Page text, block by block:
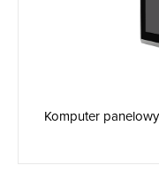
Komputer